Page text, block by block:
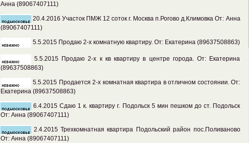
Анна (89067407111)
20.4.2016 Участок ПМЖ 12 соток г. Москва п.Рогово д.Климовка От: Анна
(89067407111)
5.5.2015 Продаю 2-х комнатную квартиру. От: Екатерина (89637508863)
5.5.2015 Продаю 2-х к кв квартиру в центре города. От: Екатерина
(89637508863)
5.5.2015 Продается 2-х комнатная квартира в отличном состоянии. От:
Екатерина (89637508863)
6.4.2015 Сдаю 1 к. квартиру г. Подольск 5 мин пешком до ст. Подольск
От: Анна (89067407111)
2.4.2015 Трехкомнатная квартира Подольский район пос.Поливаново
От: Анна (89067407111)